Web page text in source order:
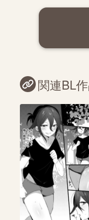
関連BL